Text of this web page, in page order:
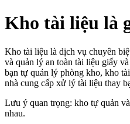
Kho tài liệu là
Kho tài liệu là dịch vụ chuyên
và quản lý an toàn tài liệu giấy
bạn tự quản lý phòng kho, kho
nhà cung cấp xử lý tài liệu thay
Lưu ý quan trọng: kho tự quản
nhau.